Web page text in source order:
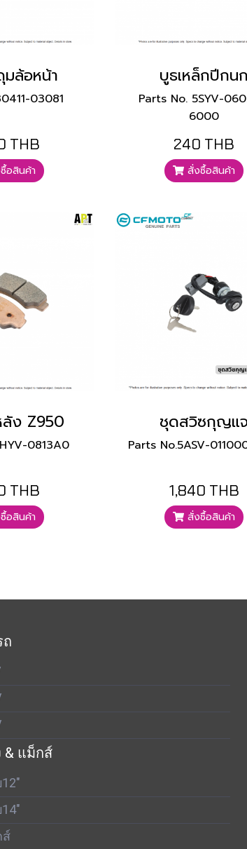
ล้อหน้า
03081
THB
อสินค้า
บูธเหล็กปีกนก
Parts No. 5SYV-
6000
240 THB
สั่งซื้อสินค้า
ลัง Z950
0813A0
THB
อสินค้า
ชุดสวิซกุญแ
Parts No.5ASV-
1,840 THB
สั่งซื้อสินค้า
ถ
& แม็กส์
ส์